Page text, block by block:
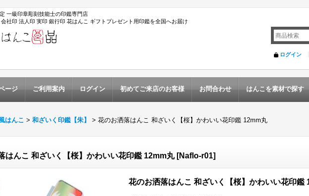
一級印章彫刻技能士の印鑑専門店
社印 法人印 実印 銀行印 花はんこ ギフトプレゼント用印鑑を全国へお届け
ログイン
ージ ご利用案内 ログイン 初めてご来店のお客様 お問合わせ はんこを素材で探す
はんこ > 和ざいく印鑑【朱】 > 花のお洒落はんこ 和ざいく【桜】かわいい花印鑑 12mm丸
はんこ 和ざいく【桜】かわいい花印鑑 12mm丸 [Naflo-r01]
花のお洒落はんこ 和ざいく【桜】かわいい花印鑑